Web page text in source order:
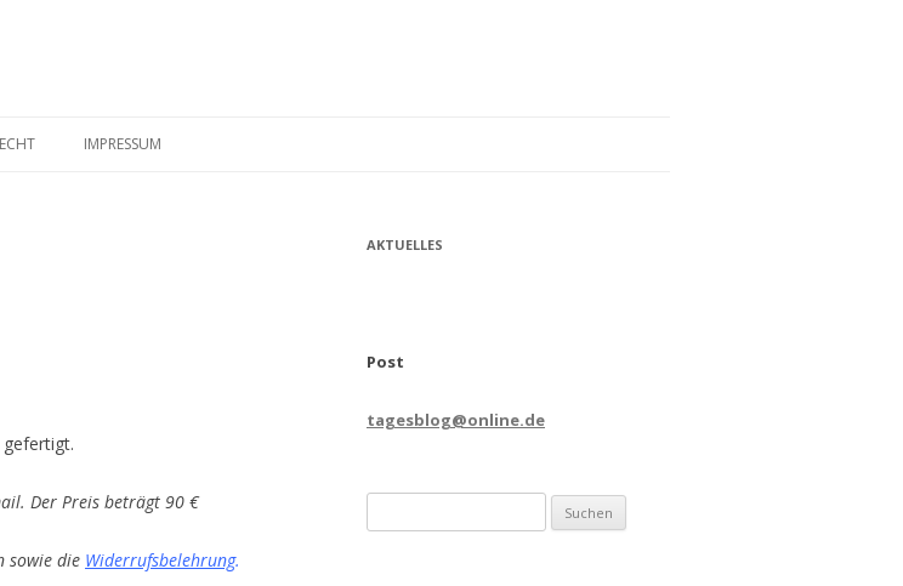
Inhalt
IMPRESSUM
Der Preis beträgt 90 €
sowie die Widerrufsbelehrung.
AKTUELLES
Post
tagesblog@online.de
nach: